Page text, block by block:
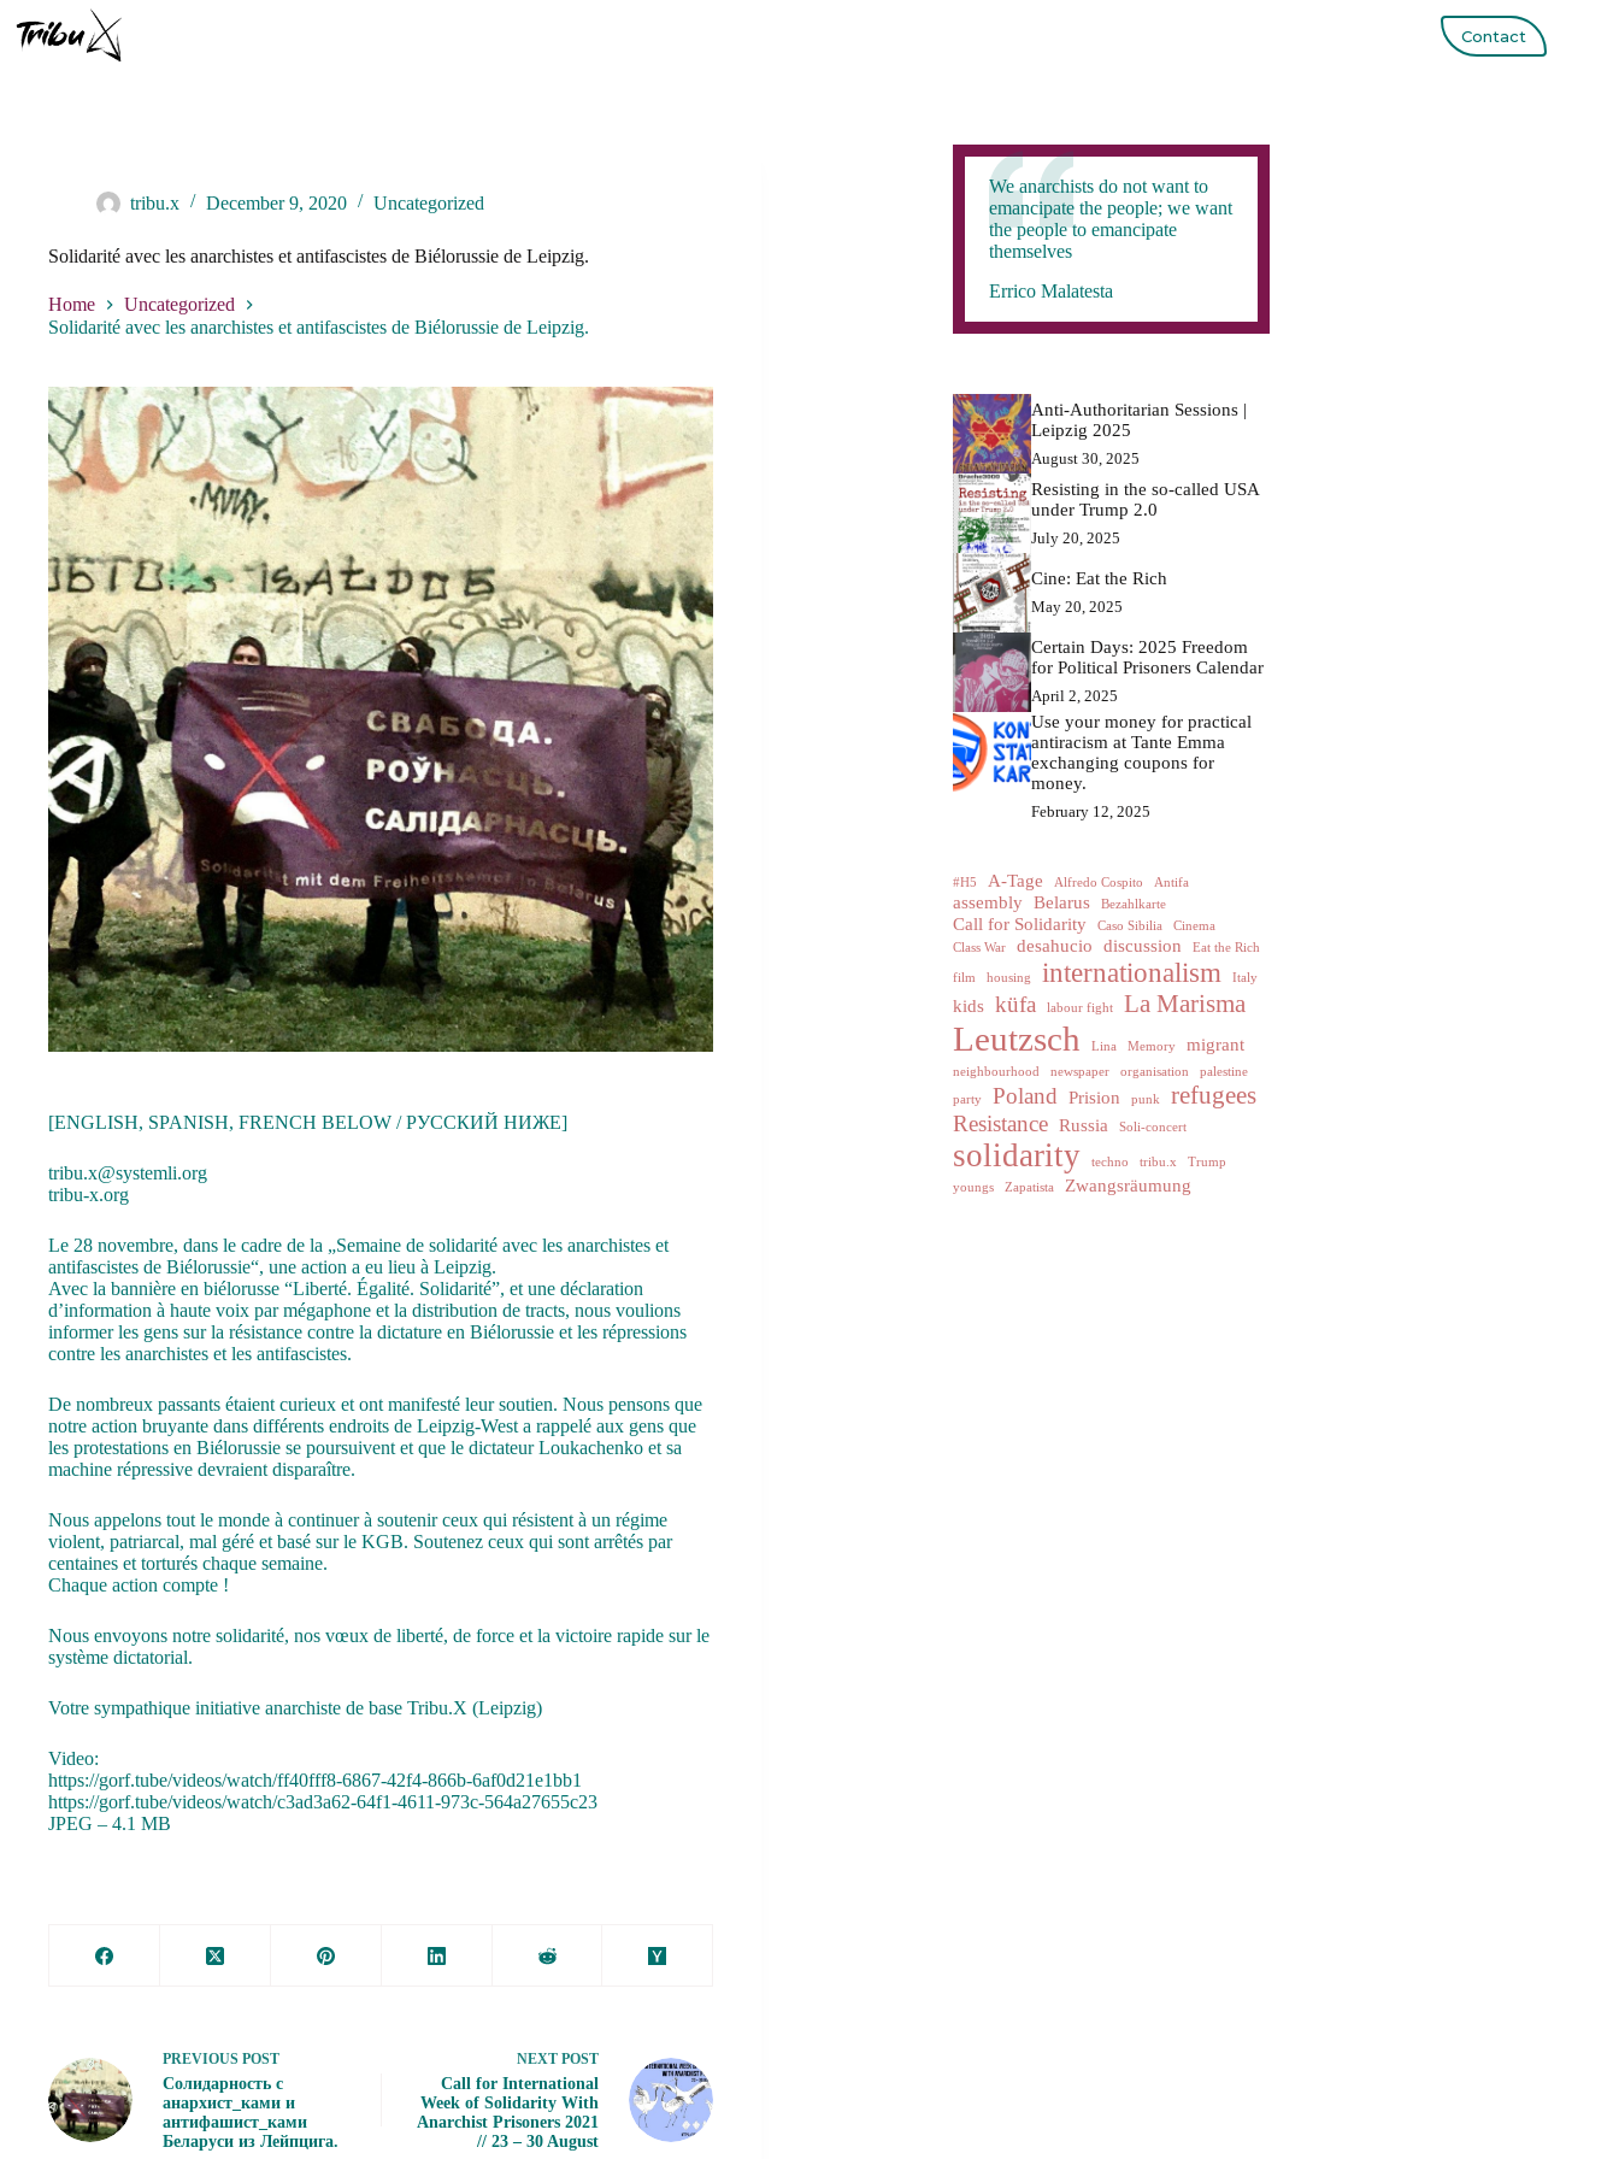
content
Contact
tribu.x December 9, 2020 Uncategorized
Solidarité avec les anarchistes et antifascistes de Biélorussie de Leipzig.
Home
Uncategorized
Solidarité avec les anarchistes et antifascistes de Biélorussie de Leipzig.
[ENGLISH, SPANISH, FRENCH BELOW / РУССКИЙ НИЖЕ]
tribu.x@systemli.org
tribu-x.org
Le 28 novembre, dans le cadre de la „Semaine de solidarité avec les anarchistes et
antifascistes de Biélorussie“, une action a eu lieu à Leipzig.
Avec la bannière en biélorusse “Liberté. Égalité. Solidarité”, et une déclaration
d’information à haute voix par mégaphone et la distribution de tracts, nous voulions
informer les gens sur la résistance contre la dictature en Biélorussie et les répressions
contre les anarchistes et les antifascistes.
De nombreux passants étaient curieux et ont manifesté leur soutien. Nous pensons que
notre action bruyante dans différents endroits de Leipzig-West a rappelé aux gens que
les protestations en Biélorussie se poursuivent et que le dictateur Loukachenko et sa
machine répressive devraient disparaître.
Nous appelons tout le monde à continuer à soutenir ceux qui résistent à un régime
violent, patriarcal, mal géré et basé sur le KGB. Soutenez ceux qui sont arrêtés par
centaines et torturés chaque semaine.
Chaque action compte !
Nous envoyons notre solidarité, nos vœux de liberté, de force et la victoire rapide sur le
système dictatorial.
Votre sympathique initiative anarchiste de base Tribu.X (Leipzig)
Video:
https://gorf.tube/videos/watch/ff40fff8-6867-42f4-866b-6af0d21e1bb1
https://gorf.tube/videos/watch/c3ad3a62-64f1-4611-973c-564a27655c23
JPEG – 4.1 MB
PREVIOUS POST
Солидарность с
анархист_ками и
антифашист_ками
Беларуси из Лейпцига.
NEXTPOST
Call for International
Week of Solidarity With
Anarchist Prisoners 2021
// 23 – 30 August
We anarchists do not want to
emancipate the people; we want
the people to emancipate
themselves
Errico Malatesta
Anti-Authoritarian Sessions |
Leipzig 2025
August 30, 2025
Resisting in the so-called USA
under Trump 2.0
July 20, 2025
Cine: Eat the Rich
May 20, 2025
Certain Days: 2025 Freedom
for Political Prisoners Calendar
April 2, 2025
Use your money for practical
antiracism at Tante Emma
exchanging coupons for
money.
February 12, 2025
#H5 A-Tage Alfredo Cospito Antifa
assembly Belarus Bezahlkarte
Call for Solidarity Caso Sibilia
Cinema
Class War
desahucio discussion Eat the Rich
film housing internationalism Italy
kids küfa labour fight La Marisma
Leutzsch Lina Memory migrant
neighbourhood newspaper organisation palestine
party Poland Prision punk refugees
Resistance Russia Soli-concert
solidarity techno tribu.x
Trump
youngs
Zapatista Zwangsräumung